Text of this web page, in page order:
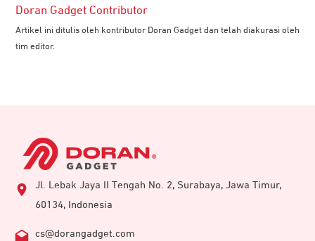
Doran Gadget Contributor
Artikel ini ditulis oleh kontributor Doran Gadget dan telah diakurasi oleh
tim editor.
Jl. Lebak Jaya II Tengah No. 2, Surabaya, Jawa Timur,
60134, Indonesia
cs@dorangadget.com